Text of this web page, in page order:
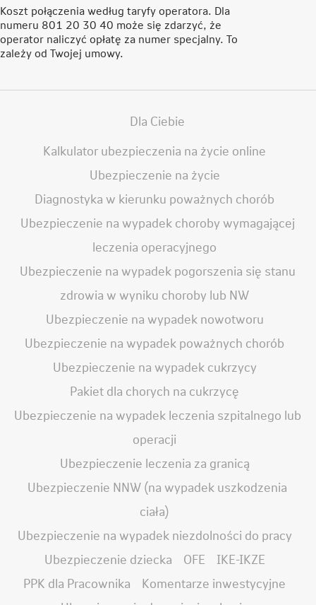
Koszt połączenia według taryfy operatora. Dla
numeru 801 20 30 40 może się zdarzyć, że
operator naliczyć opłatę za numer specjalny. To
zależy od Twojej umowy.
Dla Ciebie
Kalkulator ubezpieczenia na życie online
Ubezpieczenie na życie
Diagnostyka w kierunku poważnych chorób
Ubezpieczenie na wypadek choroby wymagającej
leczenia operacyjnego
Ubezpieczenie na wypadek pogorszenia się stanu
zdrowia w wyniku choroby lub NW
Ubezpieczenie na wypadek nowotworu
Ubezpieczenie na wypadek poważnych chorób
Ubezpieczenie na wypadek cukrzycy
Pakiet dla chorych na cukrzycę
Ubezpieczenie na wypadek leczenia szpitalnego lub
operacji
Ubezpieczenie leczenia za granicą
Ubezpieczenie NNW (na wypadek uszkodzenia
ciała)
Ubezpieczenie na wypadek niezdolności do pracy
Ubezpieczenie dziecka
OFE
IKE-IKZE
PPK dla Pracownika
Komentarze inwestycyjne